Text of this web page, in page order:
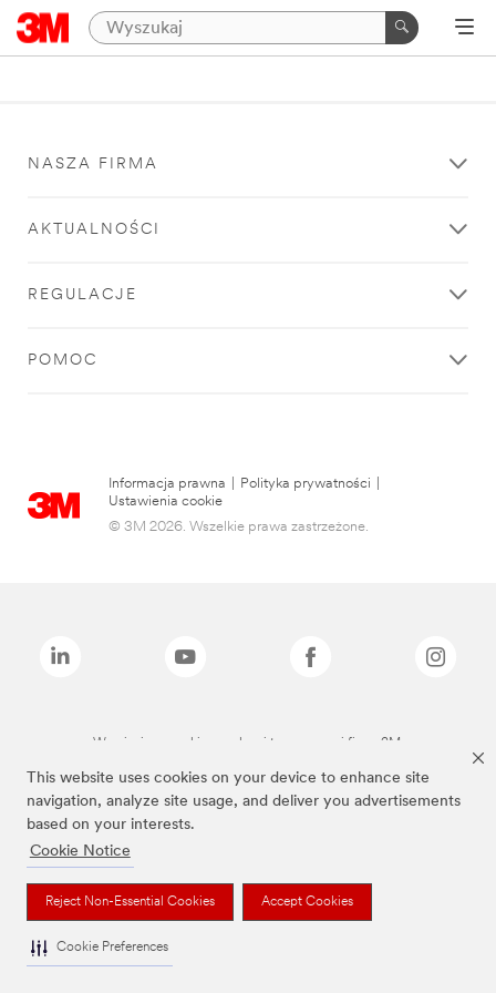
This website uses cookies on your device to enhance site
navigation, analyze site usage, and deliver you advertisements
based on your interests.
Cookie Notice
Reject Non-Essential Cookies Accept Cookies
Cookie Preferences
NASZA FIRMA
AKTUALNOŚCI
REGULACJE
POMOC
Informacja prawna Polityka prywatności
Ustawienia cookie
© 3M 2026. Wszelkie prawa zastrzeżone.
Wymienione marki są znakami towarowymi firmy 3M.